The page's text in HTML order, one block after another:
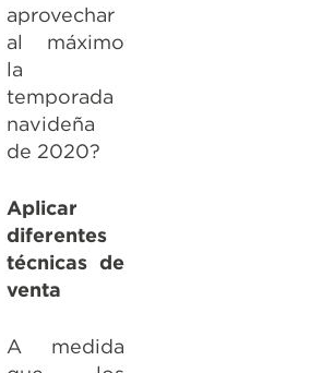
aprovechar
al máximo
la
temporada
navideña
de 2020?
Aplicar
diferentes
técnicas de
venta
A medida